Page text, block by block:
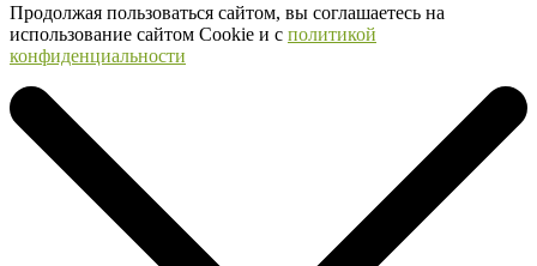
Продолжая пользоваться сайтом, вы соглашаетесь на
использование сайтом Cookie и с политикой
конфиденциальности